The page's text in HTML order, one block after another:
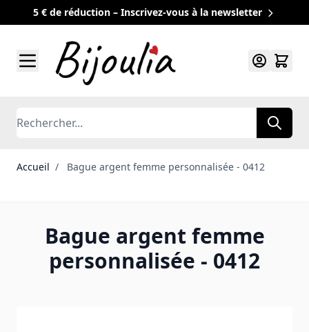
5 € de réduction – Inscrivez-vous à la newsletter
Rechercher
Accueil / Bague argent femme personnalisée - 0412
Bague argent femme
personnalisée - 0412